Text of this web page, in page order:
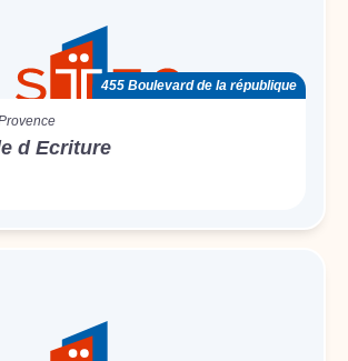
455 Boulevard de la république
d Ecriture